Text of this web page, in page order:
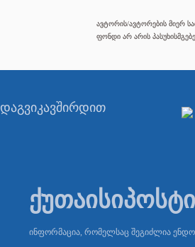
ავტორის/ავტორების მიერ
ფონდი არ არის
დაგვიკავშირდით
ქუთაისიპოსტი
ინფორმაცია, რომელსაც შეგიძლია ენდო